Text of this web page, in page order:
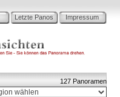
Impressum
Letzte Panos
127 Panoramen